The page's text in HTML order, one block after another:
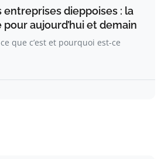
entreprises dieppoises : la
pour aujourd’hui et demain
ce que c’est et pourquoi est-ce